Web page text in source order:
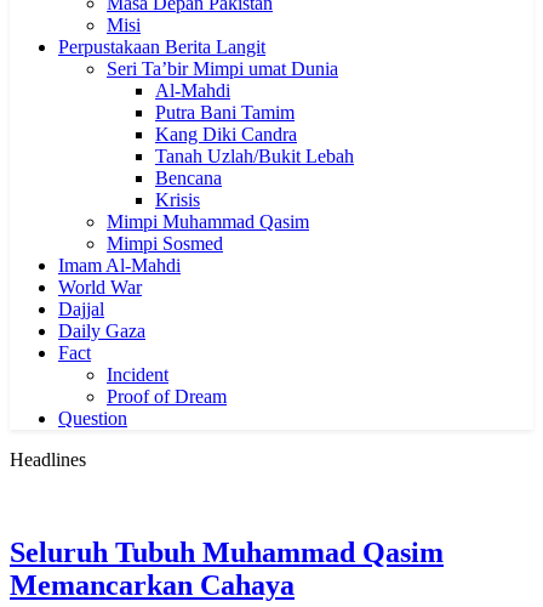
Misi
Perpustakaan Berita Langit
Seri Ta’bir Mimpi umat Dunia
Al-Mahdi
Putra Bani Tamim
Kang Diki Candra
Tanah Uzlah/Bukit Lebah
Bencana
Krisis
Mimpi Muhammad Qasim
Mimpi Sosmed
Imam Al-Mahdi
World War
Dajjal
Daily Gaza
Fact
Incident
Proof of Dream
Question
Headlines
Seluruh Tubuh Muhammad Qasim
Memancarkan Cahaya